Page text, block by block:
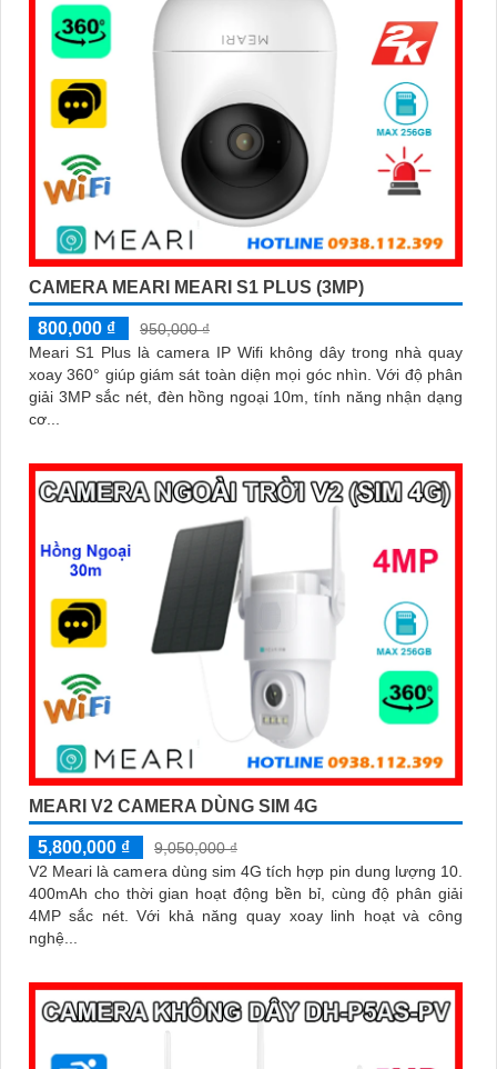
CAMERA MEARI MEARI S1 PLUS (3MP)
800,000 ₫
950,000 ₫
Meari S1 Plus là camera IP Wifi không dây trong nhà quay
xoay 360° giúp giám sát toàn diện mọi góc nhìn. Với độ phân
giải 3MP sắc nét, đèn hồng ngoại 10m, tính năng nhận dạng
cơ...
MEARI V2 CAMERA DÙNG SIM 4G
5,800,000 ₫
9,050,000 ₫
V2 Meari là camera dùng sim 4G tích hợp pin dung lượng 10.
400mAh cho thời gian hoạt động bền bỉ, cùng độ phân giải
4MP sắc nét. Với khả năng quay xoay linh hoạt và công
nghệ...